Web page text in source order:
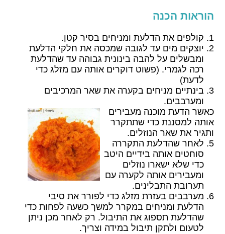
הוראות הכנה
קולפים את הדלעת ומניחים בסיר קטן.
יוצקים מים עד לגובה שמכסה את חלקי הדלעת
ומבשלים על להבה בינונית גבוהה עד שהדלעת
רכה לגמרי. (פשוט דוקרים אותה עם מזלג כדי
לדעת)
בינתיים מניחים בקערה את שאר המרכיבים
ומערבבים.
כאשר הדעת מוכנה מעבירים
אותה למסננת כדי שתתקרר
ותגיר את שאר הנוזלים.
לאחר שהדלעת התקררה
סוחטים אותה בידיים היטב
כדי שלא ישארו נוזלים
ומעבירים אותה לקערה עם
תערובת התבלינים.
מערבבים בעזרת מזלג כדי לפורר את סיבי
הדלעת ומניחים במקרר למשך כשעה לפחות כדי
שהדלעת תספוג את התיבול. רק לאחר מכן ניתן
לטעום ולתקן תיבול במידה וצריך.